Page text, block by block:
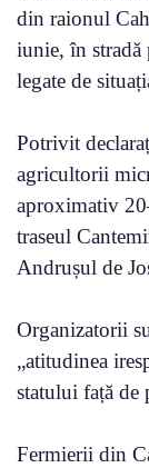
din raionul
iunie, în
legate de
Potrivit
agricultorii
aproximativ
traseul
Andrușul de
Organizatorii
„atitudinea
statului față de
Fermierii din